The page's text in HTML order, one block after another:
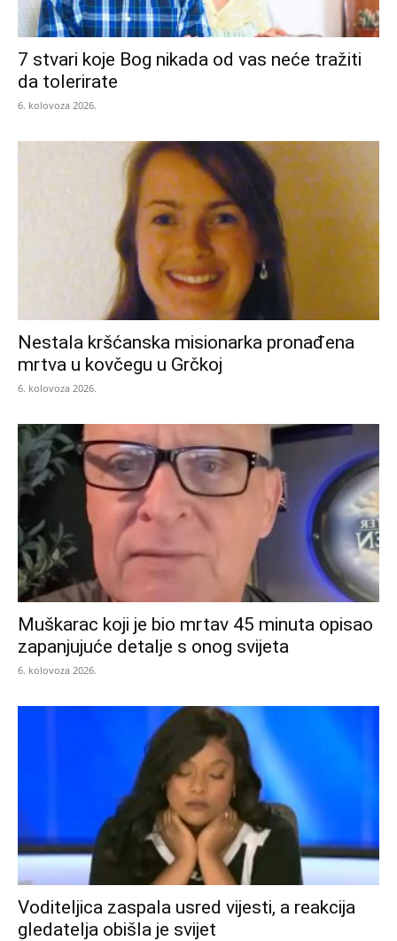
7 stvari koje Bog nikada od vas neće tražiti
da tolerirate
6. kolovoza 2026.
Nestala kršćanska misionarka pronađena
mrtva u kovčegu u Grčkoj
6. kolovoza 2026.
Muškarac koji je bio mrtav 45 minuta opisao
zapanjujuće detalje s onog svijeta
6. kolovoza 2026.
Voditeljica zaspala usred vijesti, a reakcija
gledatelja obišla je svijet